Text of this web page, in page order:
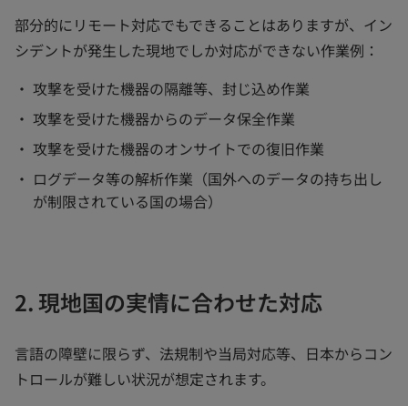
部分的にリモート対応でもできることはありますが、イン
シデントが発生した現地でしか対応ができない作業例：
攻撃を受けた機器の隔離等、封じ込め作業
攻撃を受けた機器からのデータ保全作業
攻撃を受けた機器のオンサイトでの復旧作業
ログデータ等の解析作業（国外へのデータの持ち出し
が制限されている国の場合）
2. 現地国の実情に合わせた対応
言語の障壁に限らず、法規制や当局対応等、日本からコン
トロールが難しい状況が想定されます。